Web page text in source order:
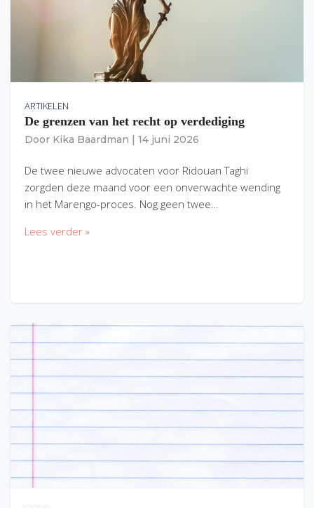
ARTIKELEN
De grenzen van het recht op verdediging
Door Kika Baardman 14 juni 2026
De twee nieuwe advocaten voor Ridouan Taghi
zorgden deze maand voor een onverwachte wending
in het Marengo-proces. Nog geen twee…
Lees verder »